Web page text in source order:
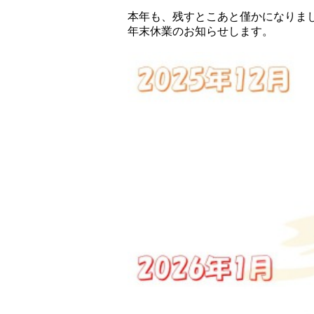
本年も、残すとこあと僅かになりま
年末休業のお知らせします。